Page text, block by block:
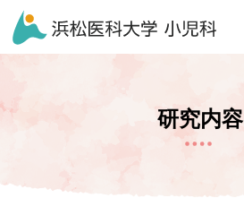
研究内容